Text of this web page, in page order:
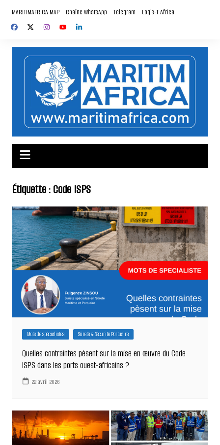
contenu
MARITIMAFRICA MAP Chaîne WhatsApp Telegram Logis-T Africa
Étiquette :Code ISPS
Mots de spécialistes Sûreté & Sécurité Portuaire
Quelles contraintes pèsent sur la mise en œuvre du Code
ISPS dans les ports ouest-africains ?
22 avril 2026